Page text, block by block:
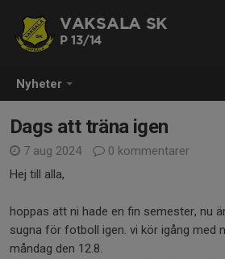
Nyheter
VAKSALA SK
P 13/14
Dags att träna igen
7 aug 2024
0 kommentarer
Hej till alla,
hoppas att ni hade en fin semester, nu
sugna för fotboll igen. vi kör igång med
måndag den 12.8.